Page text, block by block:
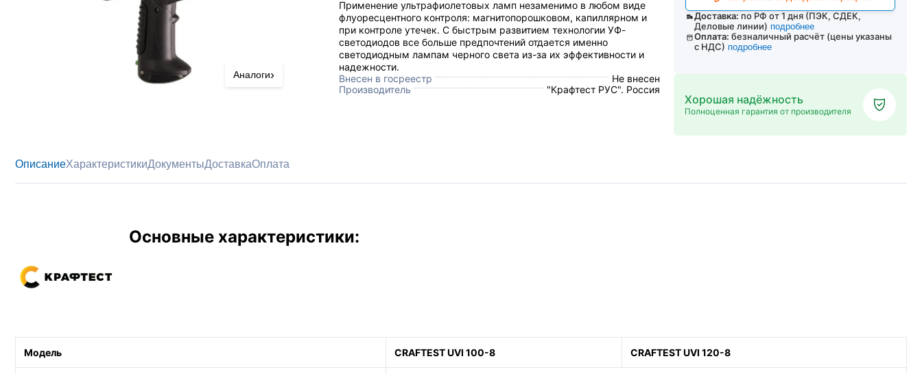
Аналоги›
Применение ультрафиолетовых ламп незаменимо в любом виде
флуоресцентного контроля: магнитопорошковом, капиллярном и
при контроле утечек. С быстрым развитием технологии УФ-
светодиодов все больше предпочтений отдается именно
светодиодным лампам черного света из-за их эффективности и
надежности.
Внесен в госреестр
Не внесен
Производитель
"Крафтест РУС". Россия
Доставка: по РФ от 1 дня (ПЭК, СДЕК,
Деловые линии) подробнее
Оплата: безналичный расчёт (цены указаны
с НДС) подробнее
Хорошая надёжность
Полноценная гарантия от производителя
ОписаниеХарактеристикиДокументыДоставкаОплата
Основные характеристики:
Модель CRAFTEST UVI 100-8 CRAFTEST UVI 120-8